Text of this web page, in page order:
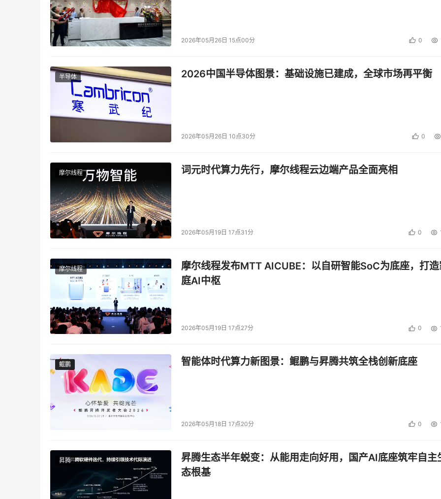
2026年05月26日 15点00分 0
半导体 2026中国半导体图景：基础设施已建成，全球市场再平衡
2026年05月26日 10点30分 0
摩尔线程 词元时代算力先行，摩尔线程云边端产品全面亮相
2026年05月19日 17点31分 0
摩尔线程
摩尔线程发布MTT AICUBE：以自研智能SoC为底座，打
庭AI中枢
2026年05月19日 17点27分 0
鲲鹏
鲲鹏 智能体时代算力新图景：鲲鹏与昇腾共筑全栈创新底座
2026年05月18日 17点20分 0
昇腾
昇腾生态半年蜕变：从能用走向好用，国产AI底座筑牢自主
态根基